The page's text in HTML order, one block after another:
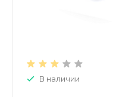
В наличии